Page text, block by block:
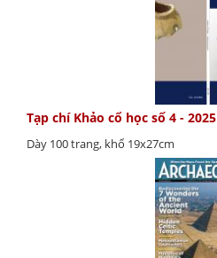
Tạp chí Khảo cổ học số 4 - 2025
Dày 100 trang, khổ 19x27cm